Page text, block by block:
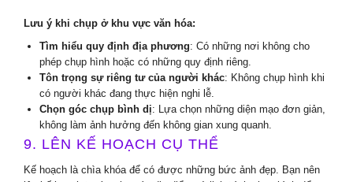
Lưu ý khi chụp ở khu vực văn hóa:
Tìm hiểu quy định địa phương: Có những nơi không cho
phép chụp hình hoặc có những quy định riêng.
Tôn trọng sự riêng tư của người khác: Không chụp hình khi
có người khác đang thực hiện nghi lễ.
Chọn góc chụp bình dị: Lựa chọn những diện mạo đơn giản,
không làm ảnh hưởng đến không gian xung quanh.
9. LÊN KẾ HOẠCH CỤ THỂ
Kế hoạch là chìa khóa để có được những bức ảnh đẹp. Bạn nên